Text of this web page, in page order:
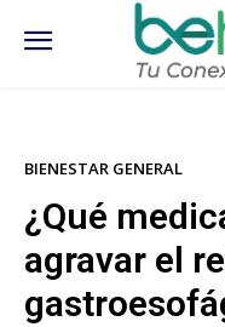
BIENESTAR GENERAL
¿Qué
agravar el